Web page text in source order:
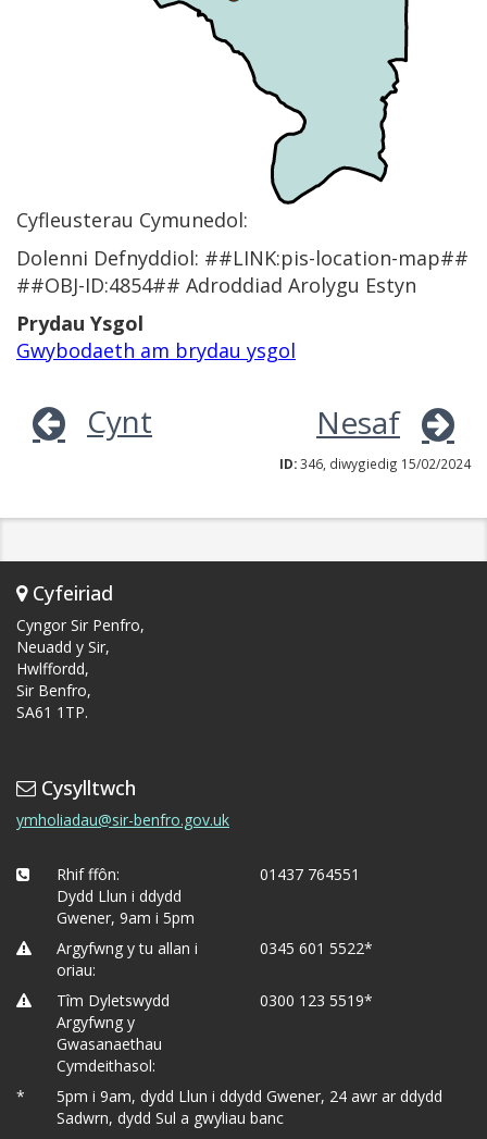
Cyfleusterau Cymunedol:
Dolenni Defnyddiol: ##LINK:pis-location-map##
##OBJ-ID:4854## Adroddiad Arolygu Estyn
Prydau Ysgol
Gwybodaeth am brydau ysgol
Cynt Nesaf
ID:346, diwygiedig 15/02/2024
Cyfeiriad
Cyngor Sir Penfro,
Neuadd y Sir,
Hwlffordd,
Sir Benfro,
SA61 1TP.
Cysylltwch
ymholiadau@sir-benfro.gov.uk
Rhif ffôn:
Dydd Llun i ddydd
Gwener, 9am i 5pm
01437 764551
Argyfwng y tu allan i
oriau:
0345 601 5522*
Tîm Dyletswydd
Argyfwng y
Gwasanaethau
Cymdeithasol:
0300 123 5519*
*
5pm i 9am, dydd Llun i ddydd Gwener, 24 awr ar ddydd
Sadwrn, dydd Sul a gwyliau banc